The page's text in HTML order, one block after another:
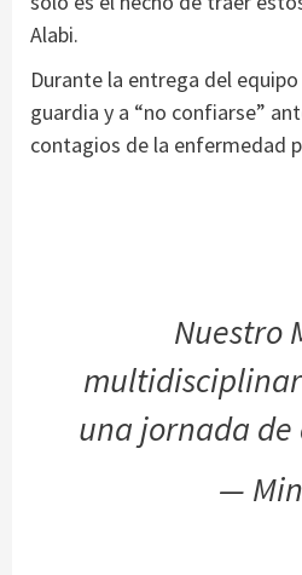
Alabi.
Durante la entrega del
guardia y a “no confiarse”
contagios de la enfermedad
Nuestro
una jornada de
—